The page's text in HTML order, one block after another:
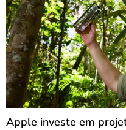
Apple investe em